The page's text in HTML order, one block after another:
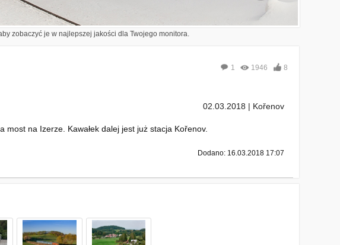
zobaczyć je w najlepszej jakości dla Twojego monitora.
1 1946 8
02.03.2018 | Kořenov
na Izerze. Kawałek dalej jest już stacja Kořenov.
Dodano: 16.03.2018 17:07